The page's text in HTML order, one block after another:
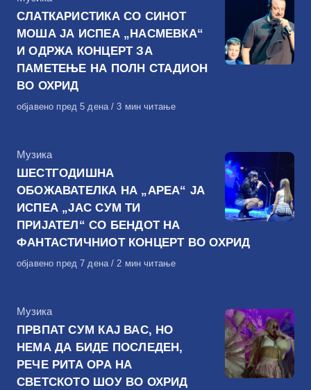
СЛАТКАРИСТИКА СО СИНОТ
МОША ЈА ИСПЕА „НАСМЕВКА“
И ОДРЖА КОНЦЕРТ ЗА
ПАМЕТЕЊЕ НА ПОЛН СТАДИОН
ВО ОХРИД
Објавено
објавено пред 5 дена 3 мин читање
КАтегорија
Музика
ШЕСТГОДИШНА
ОБОЖАВАТЕЛКА НА „АРЕА“ ЈА
ИСПЕА „ЈАС СУМ ТИ
ПРИЈАТЕЛ“ СО БЕНДОТ НА
ФАНТАСТИЧНИОТ КОНЦЕРТ ВО ОХРИД
Објавено
објавено пред 7 дена 2 мин читање
КАтегорија
Музика
ПРВПАТ СУМ КАЈ ВАС, НО
НЕМА ДА БИДЕ ПОСЛЕДЕН,
РЕЧЕ РИТА ОРА НА
СВЕТСКОТО ШОУ ВО ОХРИД